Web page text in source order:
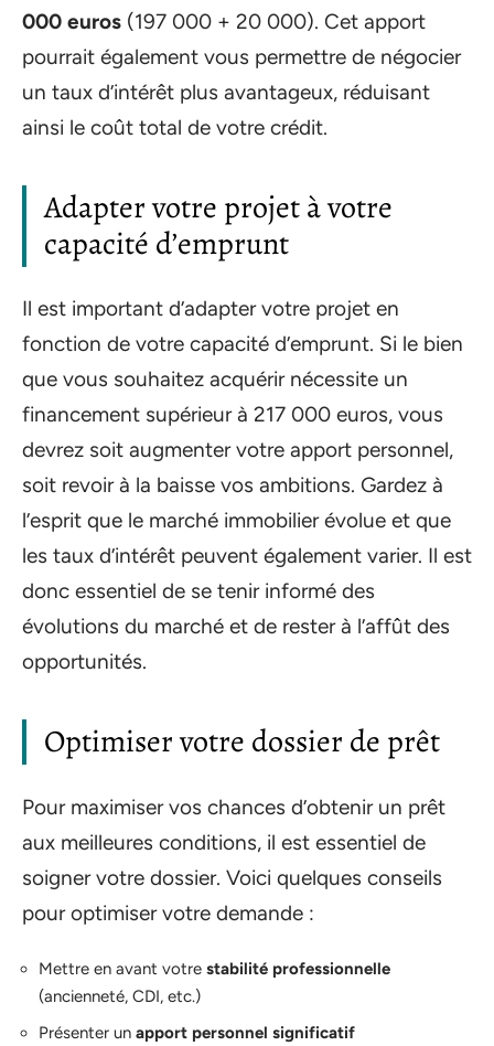
000 euros (197 000 + 20 000). Cet apport
pourrait également vous permettre de négocier
un taux d’intérêt plus avantageux, réduisant
ainsi le coût total de votre crédit.
Adapter votre projet à votre
capacité d’emprunt
Il est important d’adapter votre projet en
fonction de votre capacité d’emprunt. Si le bien
que vous souhaitez acquérir nécessite un
financement supérieur à 217 000 euros, vous
devrez soit augmenter votre apport personnel,
soit revoir à la baisse vos ambitions. Gardez à
l’esprit que le marché immobilier évolue et que
les taux d’intérêt peuvent également varier. Il est
donc essentiel de se tenir informé des
évolutions du marché et de rester à l’affût des
opportunités.
Optimiser votre dossier de prêt
Pour maximiser vos chances d’obtenir un prêt
aux meilleures conditions, il est essentiel de
soigner votre dossier. Voici quelques conseils
pour optimiser votre demande :
Mettre en avant votre stabilité professionnelle
(ancienneté, CDI, etc.)
Présenter un apport personnel significatif